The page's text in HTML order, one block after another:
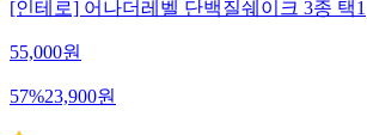
[인테로] 어나더레벨 단백질쉐이크 3종 택1
55,000원
57%23,900원